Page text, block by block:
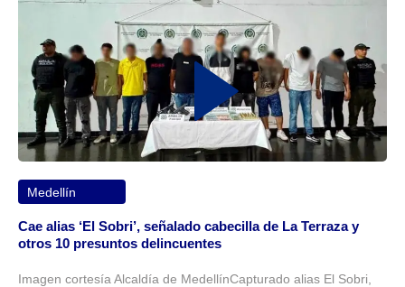
Medellín
Cae alias ‘El Sobri’, señalado cabecilla de La Terraza y
otros 10 presuntos delincuentes
Imagen cortesía Alcaldía de MedellínCapturado alias El Sobri,